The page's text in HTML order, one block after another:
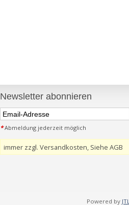
Newsletter abonnieren
*Abmeldung jederzeit möglich
immer zzgl. Versandkosten, Siehe AGB
Powered by